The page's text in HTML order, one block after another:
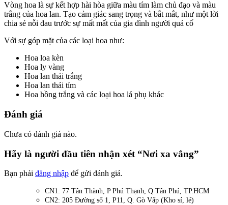
Vòng hoa là sự kết hợp hài hòa giữa màu tím làm chủ đạo và màu
trắng của hoa lan. Tạo cảm giác sang trọng và bắt mắt, như một lời
chia sẻ nỗi đau trước sự mất mất của gia đình người quá cố
Với sự góp mặt của các loại hoa như:
Hoa loa kèn
Hoa ly vàng
Hoa lan thái trắng
Hoa lan thái tím
Hoa hồng trắng và các loại hoa lá phụ khác
Đánh giá
Chưa có đánh giá nào.
Hãy là người đầu tiên nhận xét “Nơi xa vắng”
Bạn phải đăng nhập để gửi đánh giá.
CN1: 77 Tân Thành, P Phú Thạnh, Q Tân Phú, TP.HCM
CN2: 205 Đường số 1, P11, Q. Gò Vấp (Kho sỉ, lẻ)